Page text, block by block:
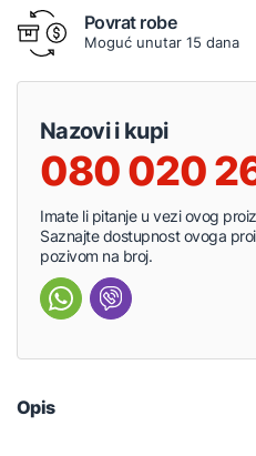
Povrat robe
Moguć unutar 15 dana
Nazovi i kupi
080 020
Imate li pitanje u vezi ovog
Saznajte dostupnost ovoga
pozivom na broj.
Opis